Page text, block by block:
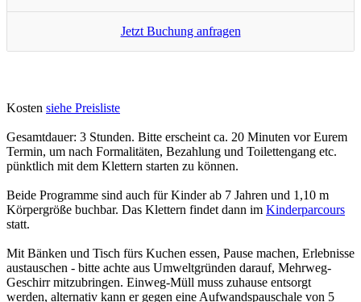
Jetzt Buchung anfragen
Kosten siehe Preisliste
Gesamtdauer: 3 Stunden. Bitte erscheint ca. 20 Minuten vor Eurem
Termin, um nach Formalitäten, Bezahlung und Toilettengang etc.
pünktlich mit dem Klettern starten zu können.
Beide Programme sind auch für Kinder ab 7 Jahren und 1,10 m
Körpergröße buchbar. Das Klettern findet dann im Kinderparcours
statt.
Mit Bänken und Tisch fürs Kuchen essen, Pause machen, Erlebnisse
austauschen - bitte achte aus Umweltgründen darauf, Mehrweg-
Geschirr mitzubringen. Einweg-Müll muss zuhause entsorgt
werden, alternativ kann er gegen eine Aufwandspauschale von 5